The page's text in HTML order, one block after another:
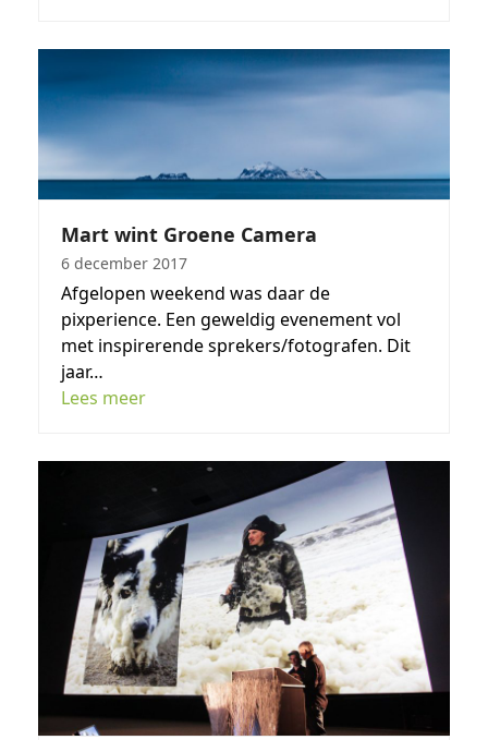
Mart wint Groene Camera
6 december 2017
Afgelopen weekend was daar de
pixperience. Een geweldig evenement vol
met inspirerende sprekers/fotografen. Dit
jaar…
Lees meer